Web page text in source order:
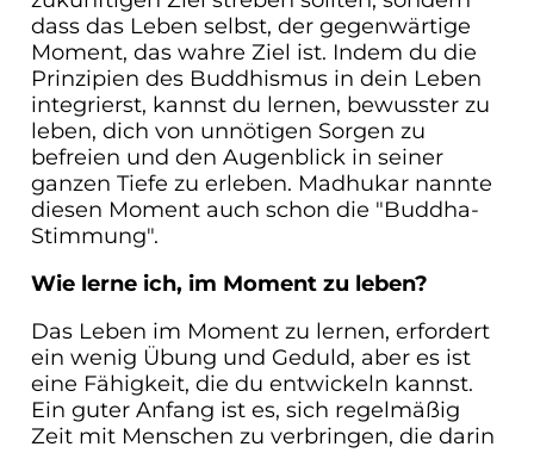
dass das Leben selbst, der gegenwärtige
Moment, das wahre Ziel ist. Indem du die
Prinzipien des Buddhismus in dein Leben
integrierst, kannst du lernen, bewusster zu
leben, dich von unnötigen Sorgen zu
befreien und den Augenblick in seiner
ganzen Tiefe zu erleben. Madhukar nannte
diesen Moment auch schon die "Buddha-
Stimmung".
Wie lerne ich, im Moment zu leben?
Das Leben im Moment zu lernen, erfordert
ein wenig Übung und Geduld, aber es ist
eine Fähigkeit, die du entwickeln kannst.
Ein guter Anfang ist es, sich regelmäßig
Zeit mit Menschen zu verbringen, die darin